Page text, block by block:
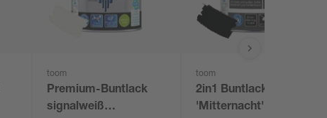
toom
Premium-Buntlack
signalweiß
toom
2in1 Buntlack
'Mitternacht'